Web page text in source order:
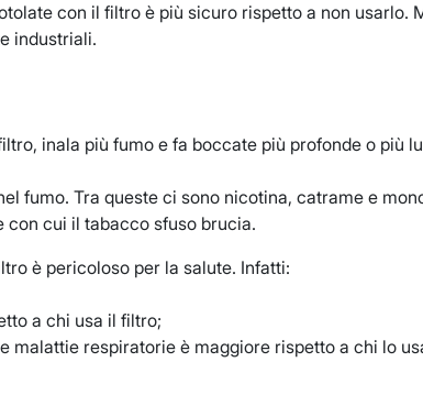
con il filtro è più sicuro rispetto a non usarlo.
industriali.
inala più fumo e fa boccate più profonde o più
fumo. Tra queste ci sono nicotina, catrame e
cui il tabacco sfuso brucia.
è pericoloso per la salute. Infatti:
a chi usa il filtro;
malattie respiratorie è maggiore rispetto a chi lo